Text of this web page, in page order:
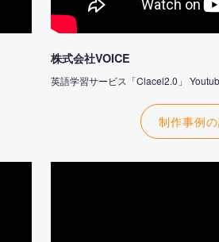
株式会社VOICE
英語学習サービス「Clacel2.0」
制作事例